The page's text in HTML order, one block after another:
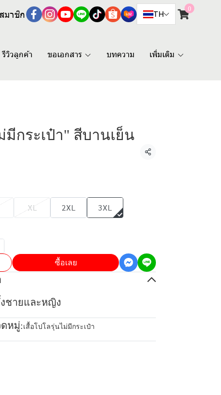
มาชิก TH
0
รีวิวลูกค้า ขอเอกสาร บทความ เพิ่มเติม
มีกระเป๋า" สีบานเย็น
แชร์
XL 2XL 3XL
ซื้อเลย
ชายและหญิง
หมู่: เสื้อโปโลรุ่นไม่มีกระเป๋า